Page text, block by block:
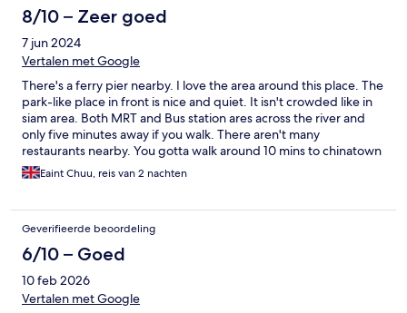
8/10 – Zeer goed
7 jun 2024
Vertalen met Google
There's a ferry pier nearby. I love the area around this place. The
park-like place in front is nice and quiet. It isn't crowded like in
siam area. Both MRT and Bus station ares across the river and
only five minutes away if you walk. There aren't many
restaurants nearby. You gotta walk around 10 mins to chinatown
for food. The place can be considered "not bad" at this price
range. It's more like a hostel with separate rooms. There's a
too. You can use the fridge, refill your water and even cook
there; they provide with full utensils. They don't provide with
toothbrush and toothpaste, but hairdryer, shower gel, shampoo
and towel. The room isn't that spacious but it's not a problem for
us. It's a five storey building and you can only use stairs. There's
an elevator but it's only for luggages. The elevator didn't work
Eaint Chuu, reis van 2 nachten
Geverifieerde beoordeling
6/10 – Goed
10 feb 2026
Vertalen met Google